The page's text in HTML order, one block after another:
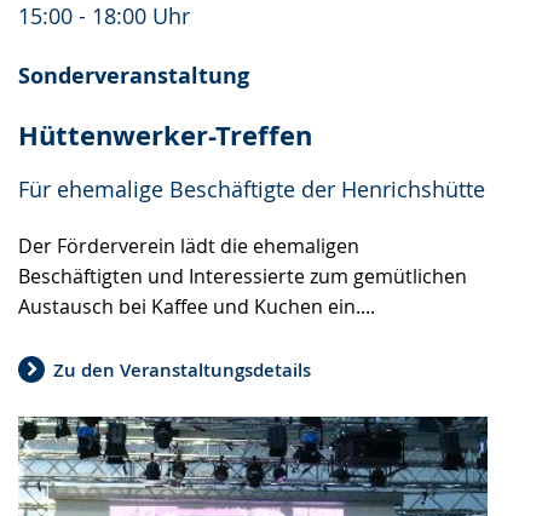
15:00 - 18:00 Uhr
Sonderveranstaltung
Hüttenwerker-Treffen
Für ehemalige Beschäftigte der Henrichshütte
Der Förderverein lädt die ehemaligen
Beschäftigten und Interessierte zum gemütlichen
Austausch bei Kaffee und Kuchen ein....
Zu den Veranstaltungsdetails